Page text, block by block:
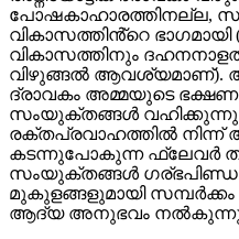
പോഷകാഹാരത്തിനല്ല,
വികാസത്തിൻ്റെ
വികാസത്തിനും
വിഴുങ്ങൽ ആവശ്യമാണ്).
ദ്രാവകം അമ്മയുടെ
സംയുക്തങ്ങൾ വഹിക്കുന്നു
രക്തപ്രവാഹത്തിൽ നിന്ന്
കടന്നുപോകുന്ന ഫ്ലേവർ
സംയുക്തങ്ങൾ
മുകുളങ്ങളുമായി
ആദ്യ അനുഭവം